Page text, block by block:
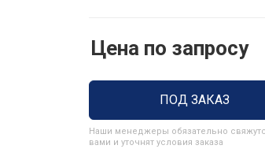
Цена по запросу
ПОД ЗАКАЗ
Наши менеджеры обязательно
вами и уточнят условия заказа